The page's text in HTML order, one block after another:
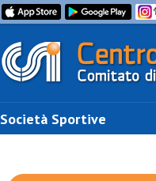
Società Sportive